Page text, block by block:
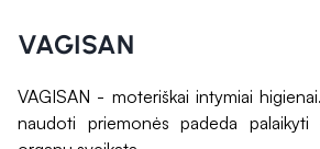
VAGISAN
VAGISAN - moteriškai intymiai
naudoti priemonės padeda